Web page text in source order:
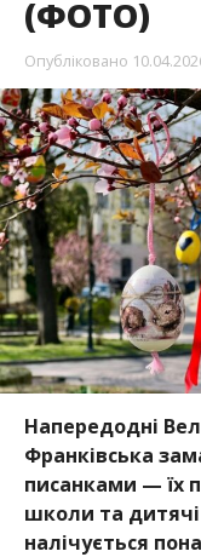
(ФОТО)
Опубліковано
Напередодні
Франківська
писанками — їх
школи та
налічується